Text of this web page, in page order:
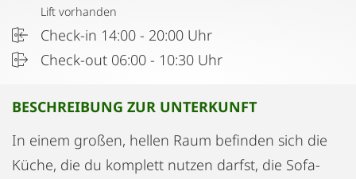
Lift vorhanden
Check-in 14:00 - 20:00 Uhr
Check-out 06:00 - 10:30 Uhr
BESCHREIBUNG ZUR UNTERKUNFT
In einem großen, hellen Raum befinden sich die
Küche, die du komplett nutzen darfst, die Sofa-